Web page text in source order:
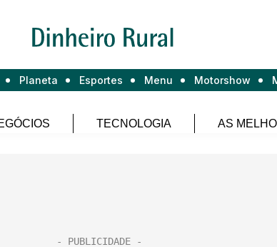
Planeta Esportes Menu Motorshow
TECNOLOGIA AS